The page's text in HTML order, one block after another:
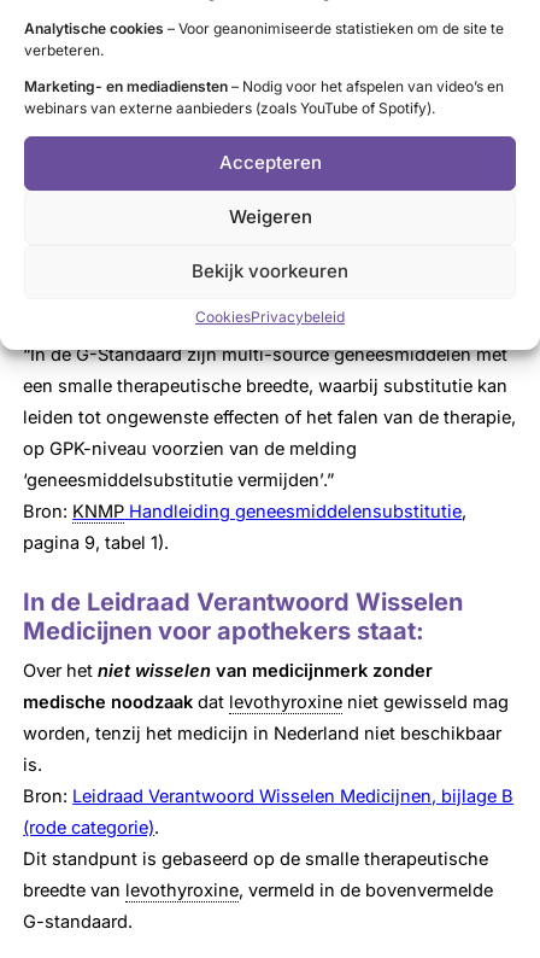
Analytische cookies – Voor geanonimiseerde statistieken om de site te
verbeteren.
Marketing- en mediadiensten – Nodig voor het afspelen van video’s en
webinars van externe aanbieders (zoals YouTube of Spotify).
Accepteren
Weigeren
Bekijk voorkeuren
CookiesPrivacybeleid
“Voorlevothyroxineis het lastig om voor de individuele
patiënt de optimale dosis te vinden. Patiënten worden
ingesteld op basis van de TSH-waarde en/of vrij-T4. Als bij
wordt door de arts verder getitreerd op geleide van de
klachten van de patiënt.”
Handleiding geneesmiddelensubstitutie
“In de G-Standaard zijn multi-source geneesmiddelen met
een smalle therapeutische breedte, waarbij substitutie kan
leiden tot ongewenste effecten of het falen van de therapie,
op GPK-niveau voorzien van de melding
‘geneesmiddelsubstitutie vermijden’.”
Bron: KNMP Handleiding geneesmiddelensubstitutie,
pagina 9, tabel 1).
In de Leidraad Verantwoord Wisselen
Medicijnen voor apothekers staat:
Over hetniet wisselen van medicijnmerk zonder
medische noodzaak dat levothyroxine niet gewisseld mag
worden, tenzij het medicijn in Nederland niet beschikbaar
is.
Bron: Leidraad Verantwoord Wisselen Medicijnen, bijlage B
(rode categorie).
Dit standpunt is gebaseerd op de smalle therapeutische
breedte van levothyroxine, vermeld in de bovenvermelde
G-standaard.